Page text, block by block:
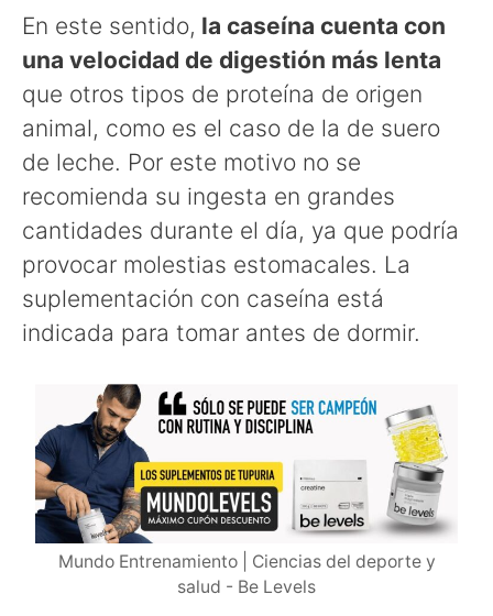
En este sentido, la caseína cuenta con
una velocidad de digestión más lenta
que otros tipos de proteína de origen
animal, como es el caso de la de suero
de leche. Por este motivo no se
recomienda su ingesta en grandes
cantidades durante el día, ya que podría
provocar molestias estomacales. La
suplementación con caseína está
indicada para tomar antes de dormir.
Mundo Entrenamiento | Ciencias del deporte y
salud - Be Levels